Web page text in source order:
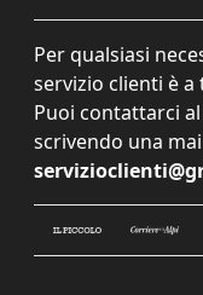
Per qualsiasi
servizio clienti è
Puoi contattarci
scrivendo una